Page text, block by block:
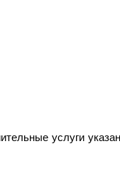
услуги